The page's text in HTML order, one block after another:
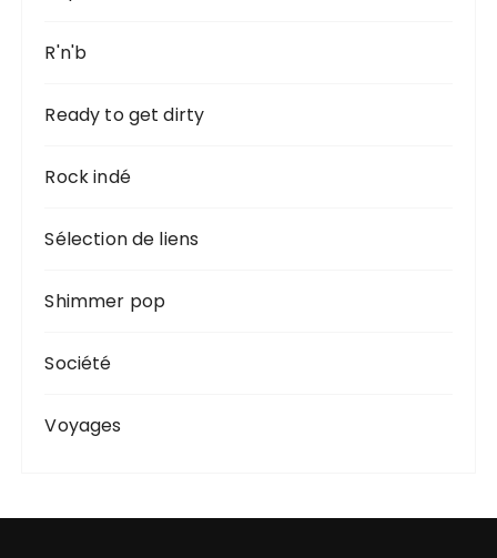
R'n'b
Ready to get dirty
Rock indé
Sélection de liens
Shimmer pop
Société
Voyages